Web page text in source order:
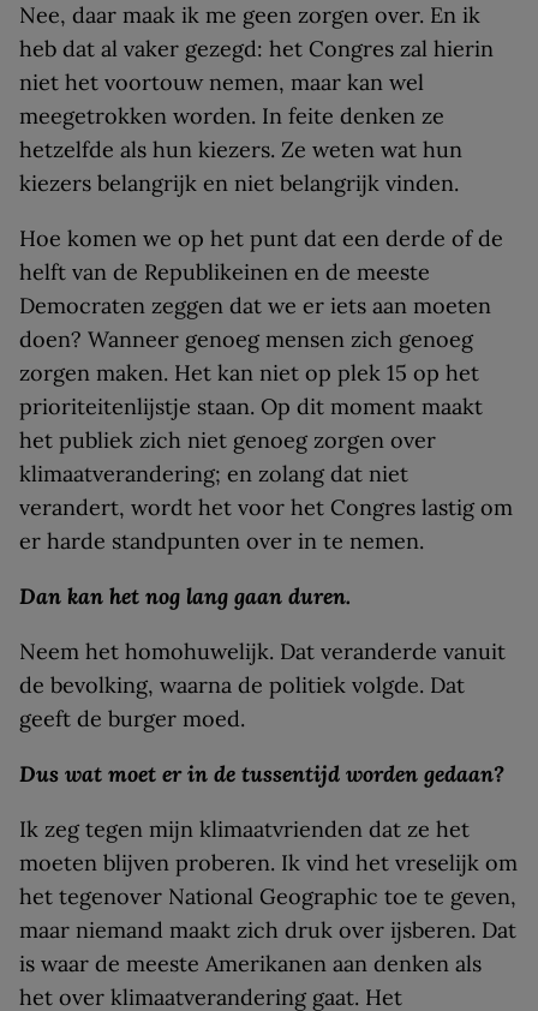
Nee, daar maak ik me geen zorgen over. En ik
heb dat al vaker gezegd: het Congres zal hierin
niet het voortouw nemen, maar kan wel
meegetrokken worden. In feite denken ze
hetzelfde als hun kiezers. Ze weten wat hun
kiezers belangrijk en niet belangrijk vinden.
Hoe komen we op het punt dat een derde of de
helft van de Republikeinen en de meeste
Democraten zeggen dat we er iets aan moeten
doen? Wanneer genoeg mensen zich genoeg
zorgen maken. Het kan niet op plek 15 op het
prioriteitenlijstje staan. Op dit moment maakt
het publiek zich niet genoeg zorgen over
klimaatverandering; en zolang dat niet
verandert, wordt het voor het Congres lastig om
er harde standpunten over in te nemen.
Dan kan het nog lang gaan duren.
Neem het homohuwelijk. Dat veranderde vanuit
de bevolking, waarna de politiek volgde. Dat
geeft de burger moed.
Dus wat moet er in de tussentijd worden gedaan?
Ik zeg tegen mijn klimaatvrienden dat ze het
moeten blijven proberen. Ik vind het vreselijk om
het tegenover National Geographic toe te geven,
maar niemand maakt zich druk over ijsberen. Dat
is waar de meeste Amerikanen aan denken als
het over klimaatverandering gaat. Het